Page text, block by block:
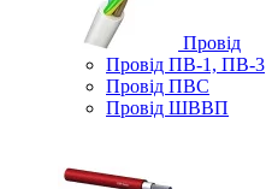
Провід
Провід ПВ-1, ПВ-3
Провід ПВС
Провід ШВВП